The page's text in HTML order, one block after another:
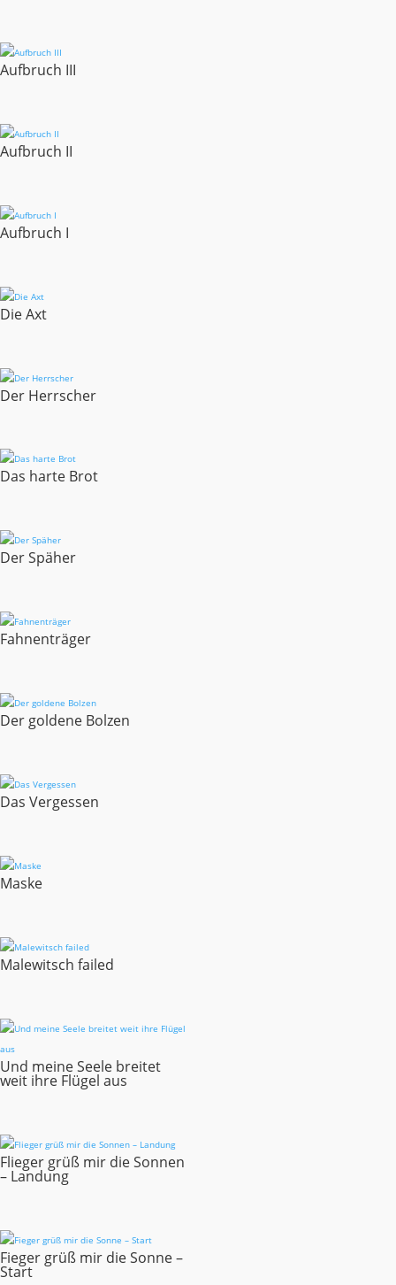
Aufbruch III
Aufbruch II
Aufbruch I
Die Axt
Der Herrscher
Das harte Brot
Der Späher
Fahnenträger
Der goldene Bolzen
Das Vergessen
Maske
Malewitsch failed
Und meine Seele breitet
weit ihre Flügel aus
Flieger grüß mir die Sonnen
– Landung
Fieger grüß mir die Sonne –
Start